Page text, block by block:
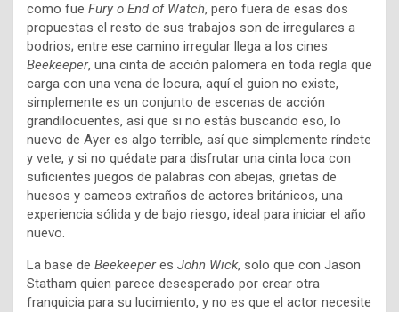
como fue Fury o End of Watch, pero fuera de esas dos
propuestas el resto de sus trabajos son de irregulares a
bodrios; entre ese camino irregular llega a los cines
Beekeeper, una cinta de acción palomera en toda regla que
carga con una vena de locura, aquí el guion no existe,
simplemente es un conjunto de escenas de acción
grandilocuentes, así que si no estás buscando eso, lo
nuevo de Ayer es algo terrible, así que simplemente ríndete
y vete, y si no quédate para disfrutar una cinta loca con
suficientes juegos de palabras con abejas, grietas de
huesos y cameos extraños de actores británicos, una
experiencia sólida y de bajo riesgo, ideal para iniciar el año
nuevo.
La base de Beekeeperes John Wick, solo que con Jason
Statham quien parece desesperado por crear otra
franquicia para su lucimiento, y no es que el actor necesite